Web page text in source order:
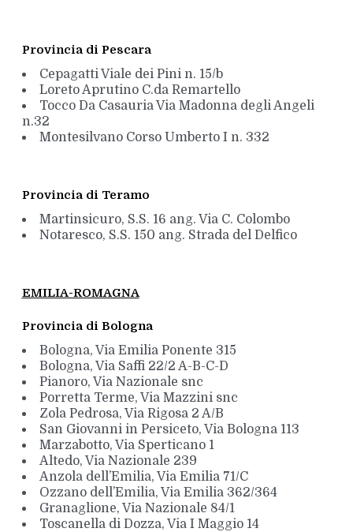
Provincia di Pescara
Cepagatti Viale dei Pini n. 15/b
Loreto Aprutino C.da Remartello
Tocco Da Casauria Via Madonna degli Angeli
n.32
Montesilvano Corso Umberto I n. 332
Provincia di Teramo
Martinsicuro, S.S. 16 ang. Via C. Colombo
Notaresco, S.S. 150 ang. Strada del Delfico
EMILIA-ROMAGNA
Provincia di Bologna
Bologna, Via Emilia Ponente 315
Bologna, Via Saffi 22/2 A-B-C-D
Pianoro, Via Nazionale snc
Porretta Terme, Via Mazzini snc
Zola Pedrosa, Via Rigosa 2 A/B
San Giovanni in Persiceto, Via Bologna 113
Marzabotto, Via Sperticano 1
Altedo, Via Nazionale 239
Anzola dell’Emilia, Via Emilia 71/C
Ozzano dell’Emilia, Via Emilia 362/364
Granaglione, Via Nazionale 84/1
Toscanella di Dozza, Via I Maggio 14